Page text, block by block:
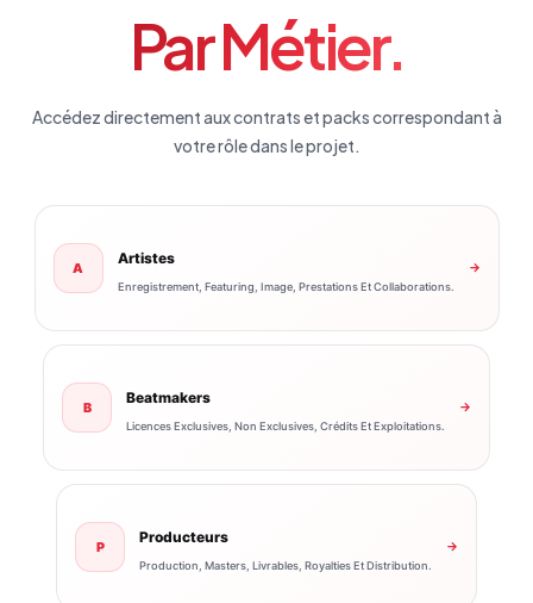
Par Métier.
Accédez directement aux contrats et packs correspondant à
votre rôle dans le projet.
A
Artistes
Enregistrement, Featuring, Image, Prestations Et Collaborations.
→
B
Beatmakers
Licences Exclusives, Non Exclusives, Crédits Et Exploitations.
→
P
Producteurs
Production, Masters, Livrables, Royalties Et Distribution.
→